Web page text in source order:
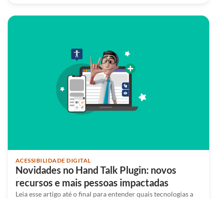
ACESSIBILIDADE DIGITAL
Novidades no Hand Talk Plugin: novos
recursos e mais pessoas impactadas
Leia esse artigo até o final para entender quais tecnologias a